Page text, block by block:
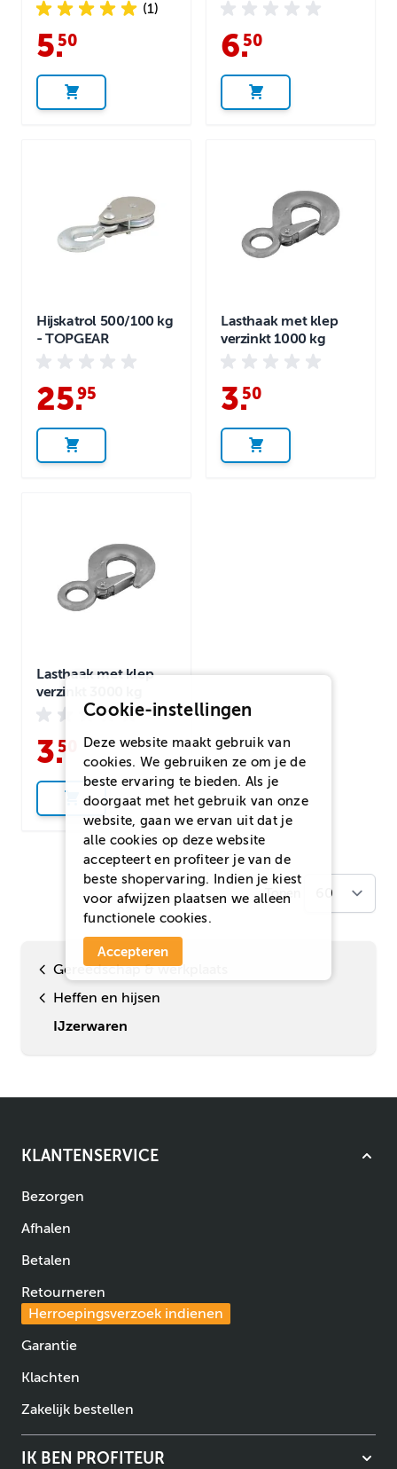
Gereedschap & werkplaats
Heffen en hijsen
IJzerwaren
(1)
5.
50 6.
50
Hijskatrol 500/100 kg
- TOPGEAR
25.
95
Lasthaak met klep
verzinkt 1000 kg
3.
50
Lasthaak met klep
verzinkt 3000 kg
3.
50
Tonen
KLANTENSERVICE
Bezorgen
Afhalen
Betalen
Retourneren
Herroepingsverzoek indienen
Garantie
Klachten
Zakelijk bestellen
IK BEN PROFITEUR
Cookie-instellingen
Deze website maakt gebruik van
cookies. We gebruiken ze om je de
beste ervaring te bieden. Als je
doorgaat met het gebruik van onze
website, gaan we ervan uit dat je
alle cookies op deze website
accepteert en profiteer je van de
beste shopervaring. Indien je kiest
voor afwijzen plaatsen we alleen
functionele cookies.
Accepteren